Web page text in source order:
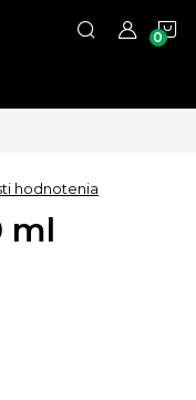
hodnotenia
ml